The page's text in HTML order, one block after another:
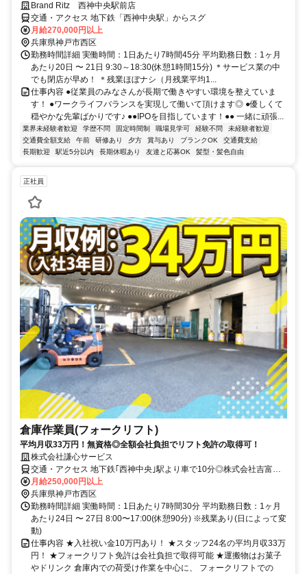
Brand Ritz 西神中央駅前店
交通・アクセス 地下鉄「西神中央駅」からスグ
月給270,000円以上
兵庫県神戸市西区
勤務時間詳細 実働時間：1日あたり7時間45分 平均勤務日数：1ヶ月
あたり20日 〜 21日 9:30～18:30(休憩1時間15分) ＊サービス業の中
でも閉店が早め！ ＊残業ほぼナシ（月残業平均1...
仕事内容 ●従業員のみなさんが長期で働きやすい環境を整えていま
す！ ●ワークライフバランスを実現して働いて頂けます◎ ●優しくて
穏やかな先輩ばかりです♪ ●●IPOを目指しています！●● 一緒に頑張...
業界未経験者歓迎 学歴不問 固定時間制 職場見学可 経験不問
未経験者歓迎
交通費全額支給
午前 研修あり 夕方 賞与あり ブランクOK
交通費支給
長期歓迎
駅近5分以内 長期休暇あり 友達と応募OK 髪型・髪色自由
正社員
倉庫作業員(フォークリフト)
平均月収33万円！無資格◎全額会社負担でリフト免許の取得可！
株式会社謙心サービス
交通・アクセス 地下鉄｢西神中央｣駅より車で10分◎株式会社吉富運
輸内･R175沿い
月給250,000円以上
兵庫県神戸市西区
勤務時間詳細 実働時間：1日あたり7時間30分 平均勤務日数：1ヶ月
あたり24日 〜 27日 8:00〜17:00(休憩90分) ※残業あり(日によって変
動)
仕事内容 ★入社祝い金10万円あり！ ★スタッフ24名の平均月収33万
円！ ★フォークリフト免許は会社負担で取得可能 ★運搬物はお菓子
やドリンク 倉庫内での荷受け作業を中心に、 フォークリフトでの